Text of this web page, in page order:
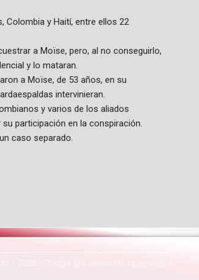
Colombia y Haití, entre ellos 22
a Moïse, pero, al no conseguirlo,
y lo mataran.
a Moïse, de 53 años, en su
intervinieran.
y varios de los aliados
participación en la conspiración.
caso separado.
- 2026 - Todos los derechos reservados